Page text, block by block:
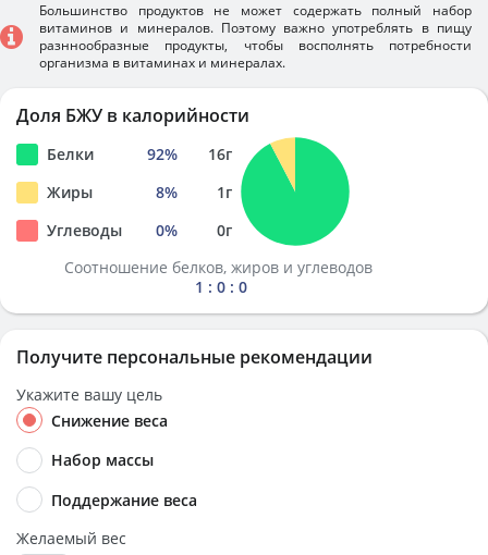
Большинство продуктов не может содержать полный набор
витаминов и минералов. Поэтому важно употреблять в пищу
разннообразные продукты, чтобы восполнять потребности
организма в витаминах и минералах.
Доля БЖУ в калорийности
Белки 92% 16г
Жиры
8% 1г
Углеводы
0% 0г
Соотношение белков, жиров и углеводов
1 : 0 : 0
Получите персональные рекомендации
Укажите вашу цель
Снижение веса
Набор массы
Поддержание веса
Желаемый вес